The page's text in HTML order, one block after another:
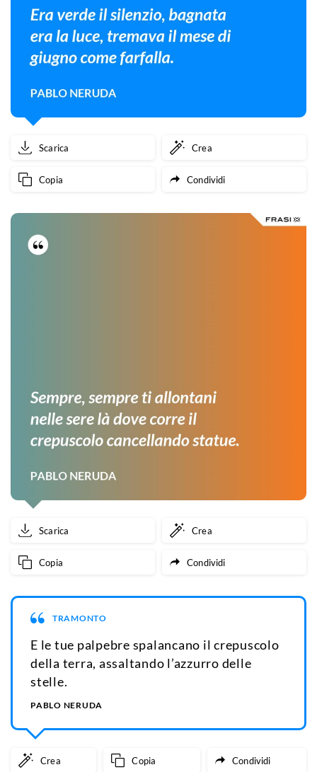
Scarica Crea
Copia Condividi
Scarica Crea
Copia Condividi
TRAMONTO
E le tue palpebre spalancano il crepuscolo
della terra, assaltando l’azzurro delle
stelle.
PABLO NERUDA
Crea Copia Condividi